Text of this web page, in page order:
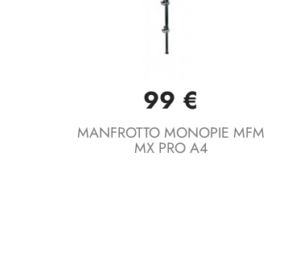
Vista rápida
99 €
MANFROTTO MONOPIE MFM
MX PRO A4